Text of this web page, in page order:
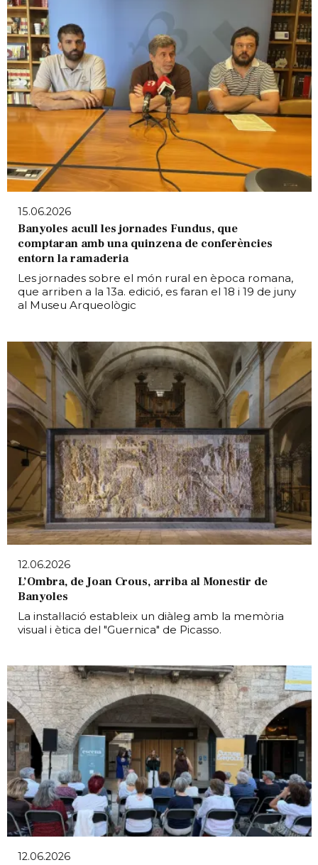
15.06.2026
Banyoles acull les jornades Fundus, que
comptaran amb una quinzena de conferències
entorn la ramaderia
Les jornades sobre el món rural en època romana,
que arriben a la 13a. edició, es faran el 18 i 19 de juny
al Museu Arqueològic
12.06.2026
L’Ombra, de Joan Crous, arriba al Monestir de
Banyoles
La instal·lació estableix un diàleg amb la memòria
visual i ètica del "Guernica" de Picasso.
12.06.2026